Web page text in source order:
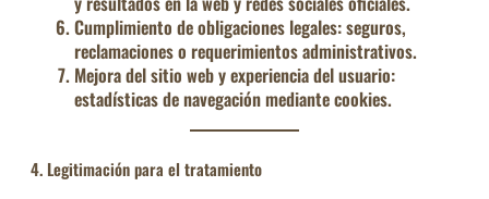
Cumplimiento de obligaciones legales: seguros,
reclamaciones o requerimientos administrativos.
Mejora del sitio web y experiencia del usuario:
estadísticas de navegación mediante cookies.
4. Legitimación para el tratamiento